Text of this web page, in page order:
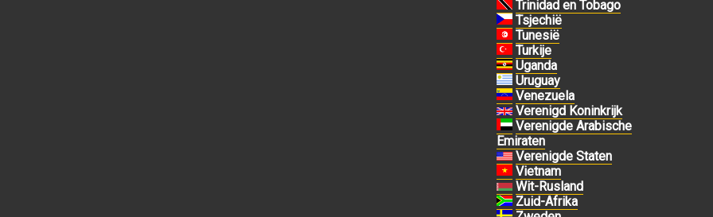
Trinidad en Tobago
Tsjechië
Tunesië
Turkije
Uganda
Uruguay
Venezuela
Verenigd Koninkrijk
Verenigde Arabische
Emiraten
Verenigde Staten
Vietnam
Wit-Rusland
Zuid-Afrika